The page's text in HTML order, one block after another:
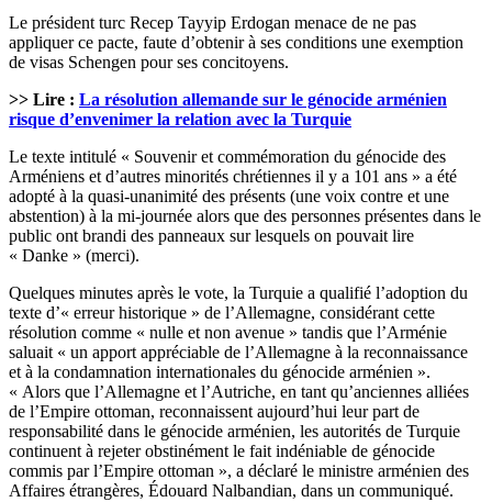
Le président turc Recep Tayyip Erdogan menace de ne pas
appliquer ce pacte, faute d’obtenir à ses conditions une exemption
de visas Schengen pour ses concitoyens.
>> Lire : La résolution allemande sur le génocide arménien
risque d’envenimer la relation avec la Turquie
Le texte intitulé « Souvenir et commémoration du génocide des
Arméniens et d’autres minorités chrétiennes il y a 101 ans » a été
adopté à la quasi-unanimité des présents (une voix contre et une
abstention) à la mi-journée alors que des personnes présentes dans le
public ont brandi des panneaux sur lesquels on pouvait lire
« Danke » (merci).
Quelques minutes après le vote, la Turquie a qualifié l’adoption du
texte d’« erreur historique » de l’Allemagne, considérant cette
résolution comme « nulle et non avenue » tandis que l’Arménie
saluait « un apport appréciable de l’Allemagne à la reconnaissance
et à la condamnation internationales du génocide arménien ».
« Alors que l’Allemagne et l’Autriche, en tant qu’anciennes alliées
de l’Empire ottoman, reconnaissent aujourd’hui leur part de
responsabilité dans le génocide arménien, les autorités de Turquie
continuent à rejeter obstinément le fait indéniable de génocide
commis par l’Empire ottoman », a déclaré le ministre arménien des
Affaires étrangères, Édouard Nalbandian, dans un communiqué.